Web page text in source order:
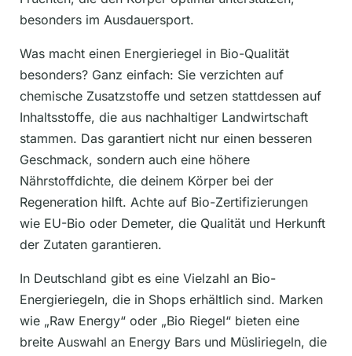
besonders im Ausdauersport.
Was macht einen Energieriegel in Bio-Qualität
besonders? Ganz einfach: Sie verzichten auf
chemische Zusatzstoffe und setzen stattdessen auf
Inhaltsstoffe, die aus nachhaltiger Landwirtschaft
stammen. Das garantiert nicht nur einen besseren
Geschmack, sondern auch eine höhere
Nährstoffdichte, die deinem Körper bei der
Regeneration hilft. Achte auf Bio-Zertifizierungen
wie EU-Bio oder Demeter, die Qualität und Herkunft
der Zutaten garantieren.
In Deutschland gibt es eine Vielzahl an Bio-
Energieriegeln, die in Shops erhältlich sind. Marken
wie „Raw Energy“ oder „Bio Riegel“ bieten eine
breite Auswahl an Energy Bars und Müsliriegeln, die